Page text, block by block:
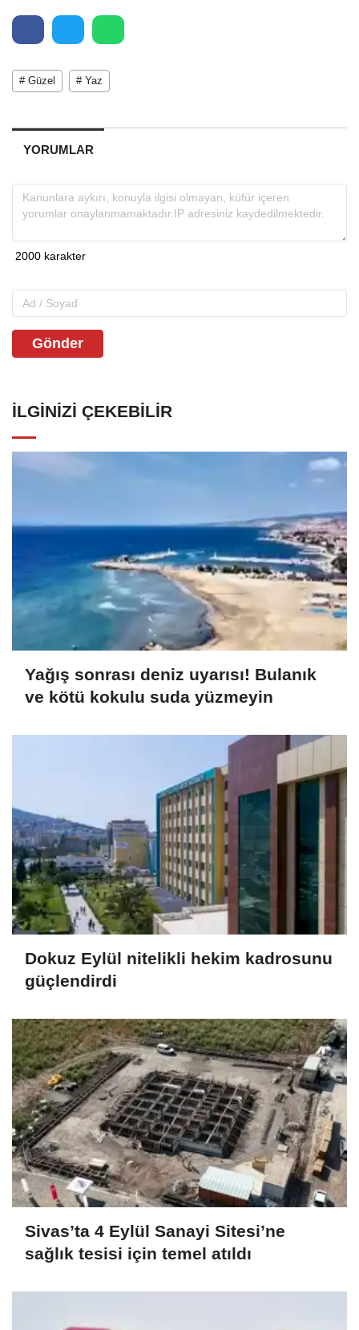
# Güzel # Yaz
YORUMLAR
Gönder
İLGINIZI ÇEKEBILIR
Yağış sonrası deniz uyarısı! Bulanık
ve kötü kokulu suda yüzmeyin
Dokuz Eylül nitelikli hekim kadrosunu
güçlendirdi
Sivas’ta 4 Eylül Sanayi Sitesi’ne
sağlık tesisi için temel atıldı